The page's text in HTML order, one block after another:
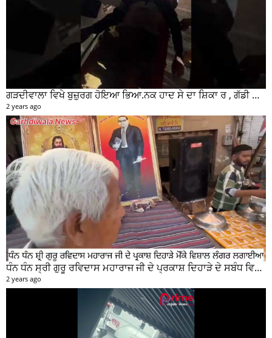
ਗੜਦੀਵਾਲਾ ਵਿਖੇ ਬੁਜ਼ੁਰਗ ਹੋਇਆ ਭਿਆ.ਨਕ ਹਾਦ ਸੇ ਦਾ ਸ਼ਿਕਾ ਰ , ਗੱਡੀ ਸਵਾਰ ਮੌਕੇ ਤੋ ਫਰਾਰ
2 years ago
ਧੰਨ ਧੰਨ ਸ੍ਰੀ ਗੁਰੂ ਰਵਿਦਾਸ ਮਹਾਰਾਜ ਜੀ ਦੇ ਪ੍ਰਕਾਸ਼ ਦਿਹਾੜੇ ਦੇ ਸਬੰਧ ਵਿਚ ਮੇਨ ਰੋੜ ਵਿਖੇ ਲਾਗਾਇਆ ਵਿਸ਼ਾਲ ਲੰਗਰ
2 years ago